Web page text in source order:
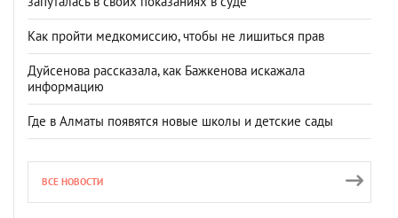
Как пройти медкомиссию, чтобы не лишиться прав
Дуйсенова рассказала, как Бажкенова искажала
информацию
Где в Алматы появятся новые школы и детские сады
ВСЕ НОВОСТИ